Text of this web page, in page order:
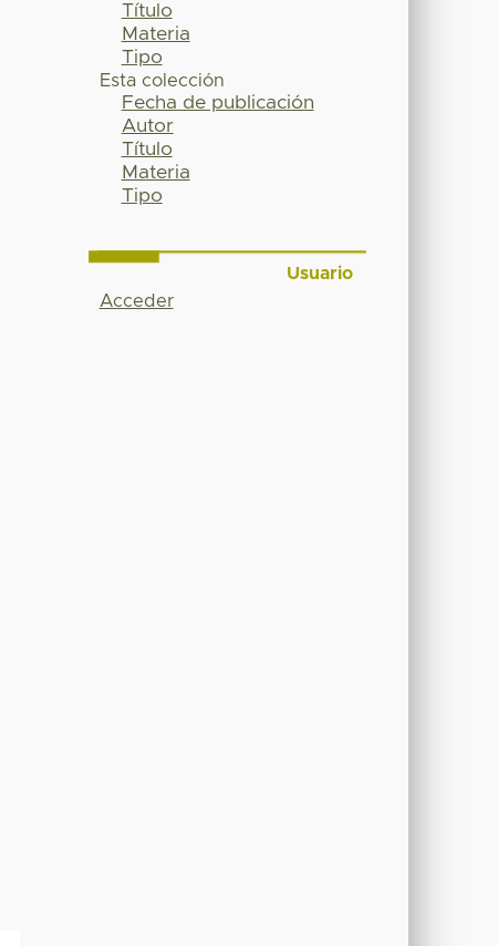
Título
Materia
Tipo
Esta colección
Fecha de publicación
Autor
Título
Materia
Tipo
Usuario
Acceder